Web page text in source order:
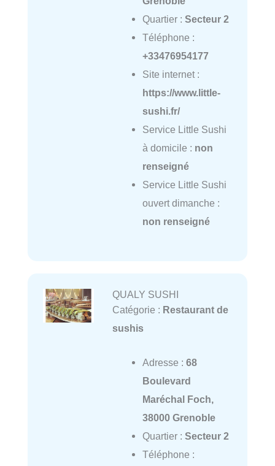
Quartier : Secteur 2
Téléphone :
+33476954177
Site internet :
https://www.little-
sushi.fr/
Service Little Sushi
à domicile : non
renseigné
Service Little Sushi
ouvert dimanche :
non renseigné
QUALY SUSHI
Catégorie : Restaurant de
sushis
Adresse : 68
Boulevard
Maréchal Foch,
38000 Grenoble
Quartier : Secteur 2
Téléphone :